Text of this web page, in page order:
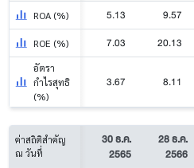
ROA (%) 5.13 9.57
ROE (%) 7.03 20.13
อัตรา
กำไรสุทธิ
(%)
3.67 8.11
ค่าสถิติสำคัญ
ณ วันที่
30 ธ.ค.
2565
28 ธ.ค.
2566